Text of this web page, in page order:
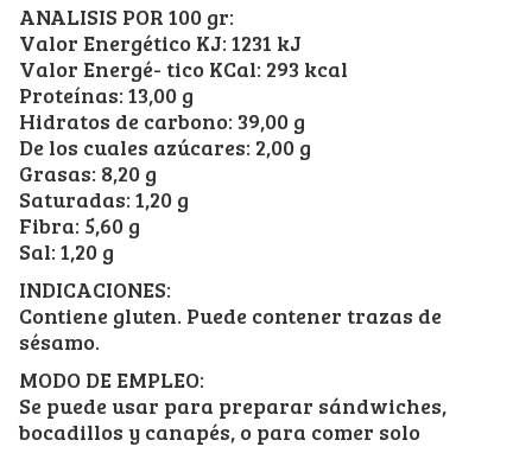
ANALISIS POR 100 gr:
Valor Energético KJ: 1231 kJ
Valor Energé- tico KCal: 293 kcal
Proteínas: 13,00 g
Hidratos de carbono: 39,00 g
De los cuales azúcares: 2,00 g
Grasas: 8,20 g
Saturadas: 1,20 g
Fibra: 5,60 g
Sal: 1,20 g
INDICACIONES:
Contiene gluten. Puede contener trazas de
sésamo.
MODO DE EMPLEO:
Se puede usar para preparar sándwiches,
bocadillos y canapés, o para comer solo